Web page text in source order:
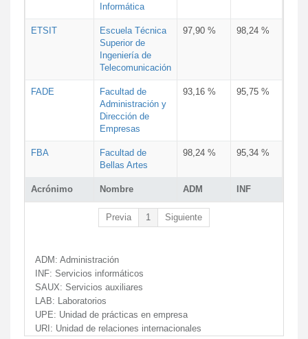
Acrónimo Nombre ADM INF
Informática
ETSIT
Escuela Técnica
Superior de
Ingeniería de
Telecomunicación
97,90 % 98,24 %
FADE
Facultad de
Administración y
Dirección de
Empresas
93,16 % 95,75 %
FBA
Facultad de
Bellas Artes
98,24 % 95,34 %
Previa 1 Siguiente
ADM: Administración
INF: Servicios informáticos
SAUX: Servicios auxiliares
LAB: Laboratorios
UPE: Unidad de prácticas en empresa
URI: Unidad de relaciones internacionales